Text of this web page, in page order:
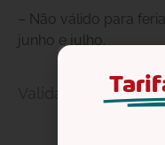
– Não válido para
junho e julho.